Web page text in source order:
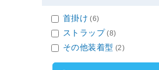
首掛け (6)
ストラップ (8)
その他装着型 (2)